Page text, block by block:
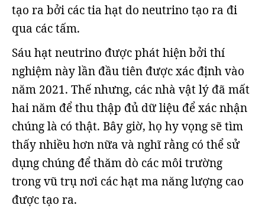
tạo ra bởi các tia hạt do neutrino tạo ra đi
qua các tấm.
Sáu hạt neutrino được phát hiện bởi thí
nghiệm này lần đầu tiên được xác định vào
năm 2021. Thế nhưng, các nhà vật lý đã mất
hai năm để thu thập đủ dữ liệu để xác nhận
chúng là có thật. Bây giờ, họ hy vọng sẽ tìm
thấy nhiều hơn nữa và nghĩ rằng có thể sử
dụng chúng để thăm dò các môi trường
trong vũ trụ nơi các hạt ma năng lượng cao
được tạo ra.